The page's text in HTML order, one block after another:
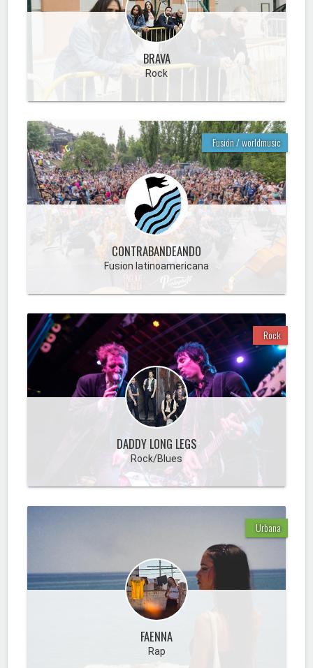
BRAVA
Rock
Fusión / worldmusic
CONTRABANDEANDO
Fusion latinoamericana
Rock
DADDY LONG LEGS
Rock/Blues
Urbana
FAENNA
Rap